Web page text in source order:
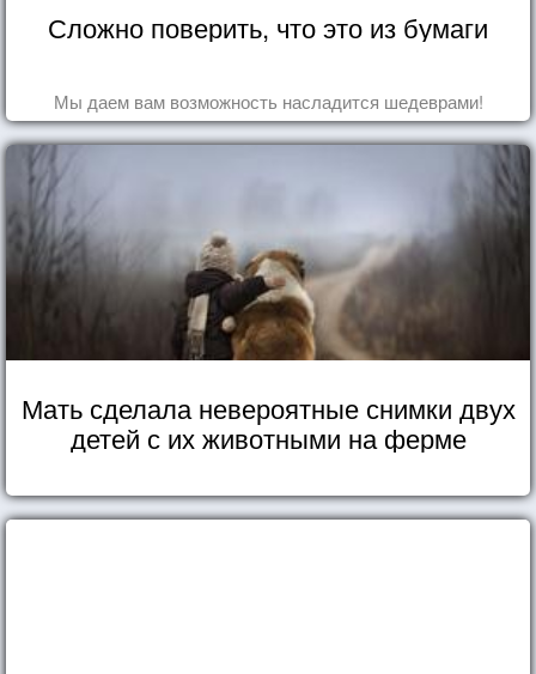
Сложно поверить, что это из бумаги
Мы даем вам возможность насладится шедеврами!
Мать сделала невероятные снимки двух
детей с их животными на ферме